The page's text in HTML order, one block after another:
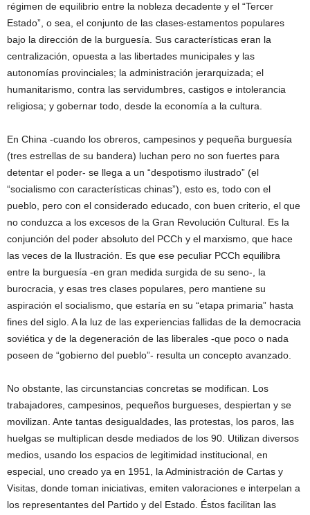
régimen de equilibrio entre la nobleza decadente y el “Tercer
Estado”, o sea, el conjunto de las clases-estamentos populares
bajo la dirección de la burguesía. Sus características eran la
centralización, opuesta a las libertades municipales y las
autonomías provinciales; la administración jerarquizada; el
humanitarismo, contra las servidumbres, castigos e intolerancia
religiosa; y gobernar todo, desde la economía a la cultura.
En China -cuando los obreros, campesinos y pequeña burguesía
(tres estrellas de su bandera) luchan pero no son fuertes para
detentar el poder- se llega a un “despotismo ilustrado” (el
“socialismo con características chinas”), esto es, todo con el
pueblo, pero con el considerado educado, con buen criterio, el que
no conduzca a los excesos de la Gran Revolución Cultural. Es la
conjunción del poder absoluto del PCCh y el marxismo, que hace
las veces de la Ilustración. Es que ese peculiar PCCh equilibra
entre la burguesía -en gran medida surgida de su seno-, la
burocracia, y esas tres clases populares, pero mantiene su
aspiración el socialismo, que estaría en su “etapa primaria” hasta
fines del siglo. A la luz de las experiencias fallidas de la democracia
soviética y de la degeneración de las liberales -que poco o nada
poseen de “gobierno del pueblo”- resulta un concepto avanzado.
No obstante, las circunstancias concretas se modifican. Los
trabajadores, campesinos, pequeños burgueses, despiertan y se
movilizan. Ante tantas desigualdades, las protestas, los paros, las
huelgas se multiplican desde mediados de los 90. Utilizan diversos
medios, usando los espacios de legitimidad institucional, en
especial, uno creado ya en 1951, la Administración de Cartas y
Visitas, donde toman iniciativas, emiten valoraciones e interpelan a
los representantes del Partido y del Estado. Éstos facilitan las